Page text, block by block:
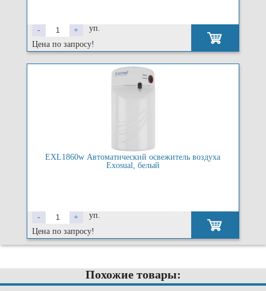
- +
уп.
Цена по запросу!
EXL1860w Автоматический освежитель воздуха
Exosual, белый
- +
уп.
Цена по запросу!
Похожие товары: